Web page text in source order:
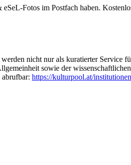
Fotos im Postfach haben.
nicht nur als kuratierter Service
sowie der
https://kulturpool.at/